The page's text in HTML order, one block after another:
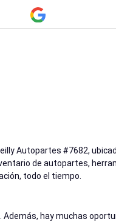
Autopartes #7682,
de autopartes,
todo el tiempo.
hay muchas